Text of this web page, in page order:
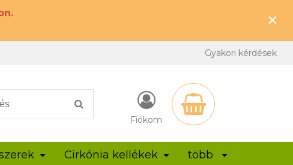
×
Gyakori kérdések
Fiókom
Cirkónia kellékek
több